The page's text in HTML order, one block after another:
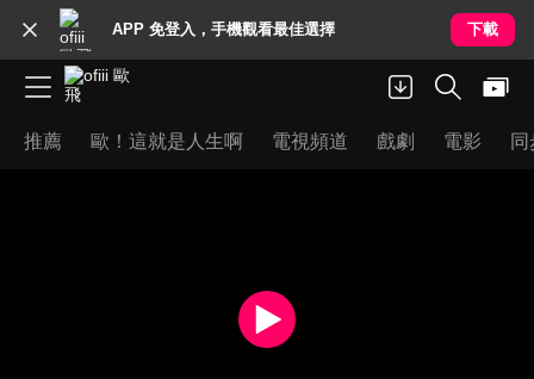
APP 免登入，手機觀看最佳選擇 下載
推薦 歐！這就是人生啊 電視頻道 戲劇 電影